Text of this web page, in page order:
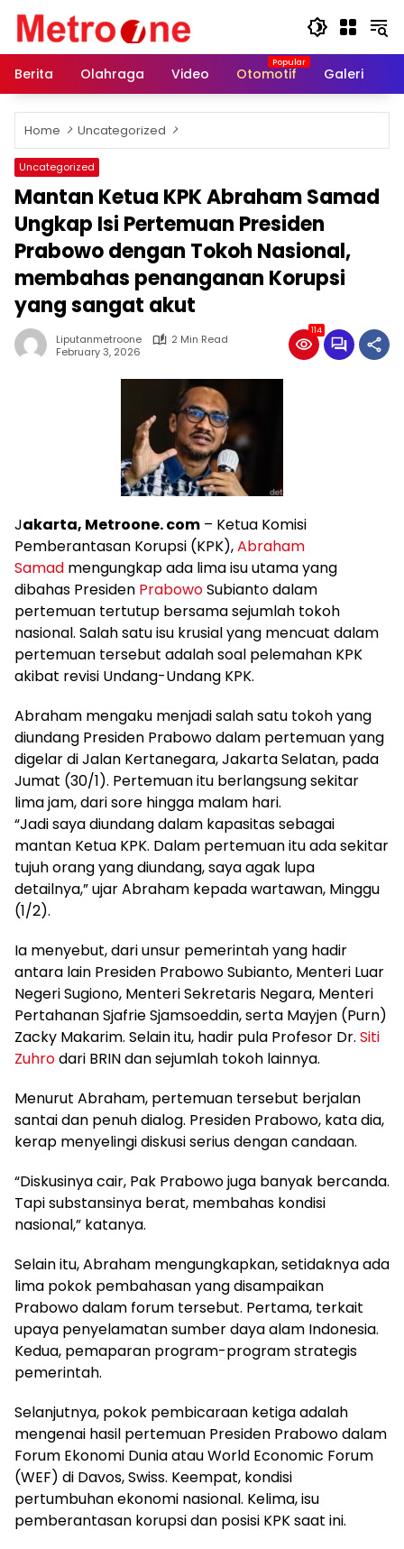
content
Berita
Olahraga Video Otomotif Galeri
Home Uncategorized
Uncategorized
Mantan Ketua KPK Abraham Samad
Ungkap Isi Pertemuan Presiden
Prabowo dengan Tokoh Nasional,
membahas penanganan Korupsi
yang sangat akut
Liputanmetroone
2 Min Read
February 3, 2026
114
Jakarta, Metroone. com – Ketua Komisi
Pemberantasan Korupsi (KPK),Abraham
Samad mengungkap ada lima isu utama yang
dibahas Presiden PrabowoSubianto dalam
pertemuan tertutup bersama sejumlah tokoh
nasional. Salah satu isu krusial yang mencuat dalam
pertemuan tersebut adalah soal pelemahan KPK
akibat revisi Undang-Undang KPK.
Abraham mengaku menjadi salah satu tokoh yang
diundang Presiden Prabowo dalam pertemuan yang
digelar di Jalan Kertanegara, Jakarta Selatan, pada
Jumat (30/1). Pertemuan itu berlangsung sekitar
lima jam, dari sore hingga malam hari.
“Jadi saya diundang dalam kapasitas sebagai
mantan Ketua KPK. Dalam pertemuan itu ada sekitar
tujuh orang yang diundang, saya agak lupa
detailnya,” ujar Abraham kepada wartawan, Minggu
(1/2).
Ia menyebut, dari unsur pemerintah yang hadir
antara lain Presiden Prabowo Subianto, Menteri Luar
Negeri Sugiono, Menteri Sekretaris Negara, Menteri
Pertahanan Sjafrie Sjamsoeddin, serta Mayjen (Purn)
Zacky Makarim. Selain itu, hadir pula Profesor Dr. Siti
Zuhrodari BRIN dan sejumlah tokoh lainnya.
Menurut Abraham, pertemuan tersebut berjalan
santai dan penuh dialog. Presiden Prabowo, kata dia,
kerap menyelingi diskusi serius dengan candaan.
“Diskusinya cair, Pak Prabowo juga banyak bercanda.
Tapi substansinya berat, membahas kondisi
nasional,” katanya.
Selain itu, Abraham mengungkapkan, setidaknya ada
lima pokok pembahasan yang disampaikan
Prabowo dalam forum tersebut. Pertama, terkait
upaya penyelamatan sumber daya alam Indonesia.
Kedua, pemaparan program-program strategis
pemerintah.
Selanjutnya, pokok pembicaraan ketiga adalah
mengenai hasil pertemuan Presiden Prabowo dalam
Forum Ekonomi Dunia atau World Economic Forum
(WEF) di Davos, Swiss. Keempat, kondisi
pertumbuhan ekonomi nasional. Kelima, isu
pemberantasan korupsi dan posisi KPK saat ini.